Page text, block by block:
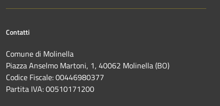
Contatti
Comune di Molinella
Piazza Anselmo Martoni, 1, 40062 Molinella (BO)
Codice Fiscale: 00446980377
Partita IVA: 00510171200